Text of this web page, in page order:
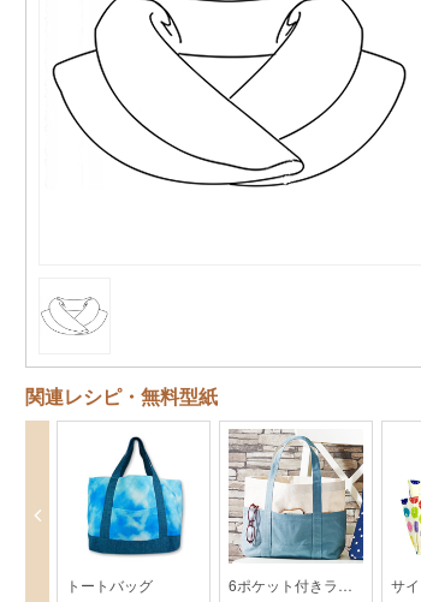
関連レシピ・無料型紙
トートバッグ 6ポケット付きラージトートバッグ【GG9-2104】